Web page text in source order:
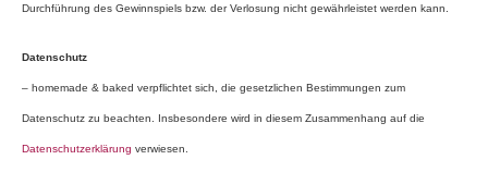
Durchführung des Gewinnspiels bzw. der Verlosung nicht gewährleistet werden kann.
Datenschutz
– homemade & baked verpflichtet sich, die gesetzlichen Bestimmungen zum
Datenschutz zu beachten. Insbesondere wird in diesem Zusammenhang auf die
Datenschutzerklärung verwiesen.